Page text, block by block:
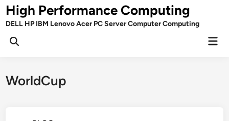
Skip
toHigh Performance Computing
DELL HP IBM Lenovo Acer PC Server Computer Computing
Open
WorldCup